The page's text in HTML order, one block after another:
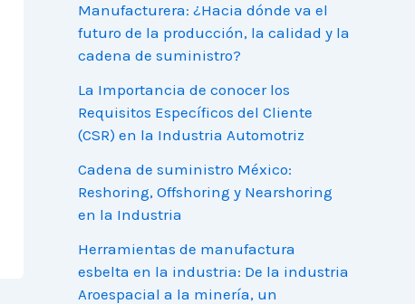
Manufacturera: ¿Hacia dónde va el
futuro de la producción, la calidad y la
cadena de suministro?
La Importancia de conocer los
Requisitos Específicos del Cliente
(CSR) en la Industria Automotriz
Cadena de suministro México:
Reshoring, Offshoring y Nearshoring
en la Industria
Herramientas de manufactura
esbelta en la industria: De la industria
Aroespacial a la minería, un